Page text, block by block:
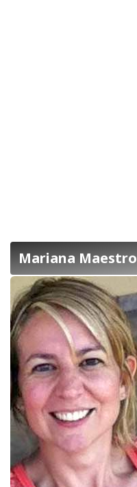
Mariana Maestro